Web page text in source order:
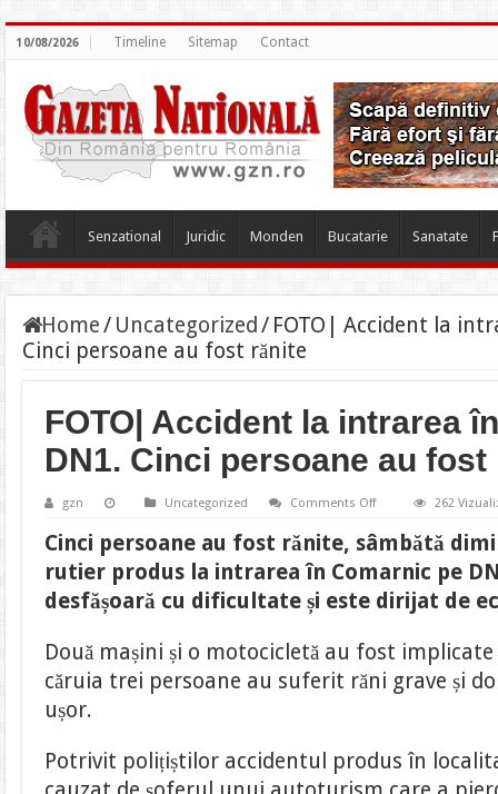
10/08/2026 Timeline Sitemap Contact
Senzational Juridic Monden Bucatarie Sanatate
Home/ Uncategorized / FOTO| Accident la
Cinci persoane au fost rănite
FOTO| Accident la intrarea
DN1. Cinci persoane au fost
gzn Uncategorized Comments Offon
Accident
la
intrarea
în
Comarnic
pe
persoane
au
fost
rănite
262
Cinci persoane au fost rănite, sâmbătă
rutier produs la intrarea în Comarnic pe
desfășoară cu dificultate și este dirijat de
Două mașini și o motocicletă au fost
căruia trei persoane au suferit răni grave și
ușor.
Potrivit polițiștilor accidentul produs în